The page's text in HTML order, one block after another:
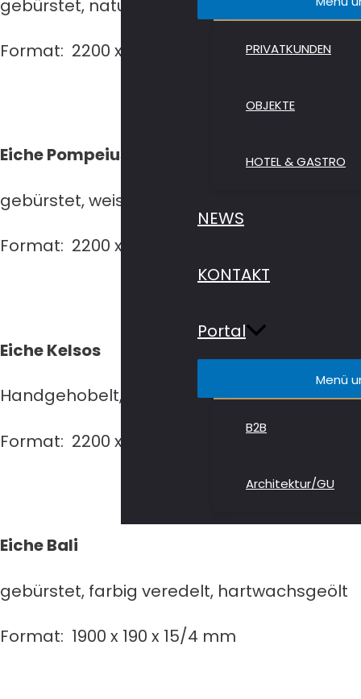
PRIVATKUNDEN
OBJEKTE
HOTEL & GASTRO
NEWS
KONTAKT
Portal
Menü
B2B
Architektur/GU
gebürstet, natur geölt
Format: 2200 x 260 x 15/4 mm
Eiche Pompeius
gebürstet, weiss geölt
Format: 2200 x 260 x 15/4 mm
Eiche Kelsos
Handgehobelt, gebürstet, natur geölt
Format: 2200 x 260 x 15/4 mm
Eiche Bali
gebürstet, farbig veredelt, hartwachsgeölt
Format: 1900 x 190 x 15/4 mm